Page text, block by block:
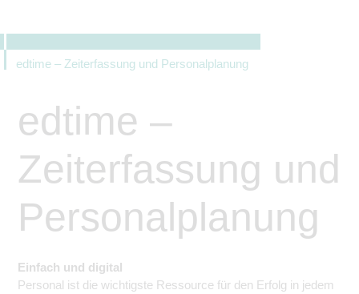
edtime – Zeiterfassung und Personalplanung
edtime –
Zeiterfassung und
Personalplanung
Einfach und digital
Personal ist die wichtigste Ressource für den Erfolg in jedem